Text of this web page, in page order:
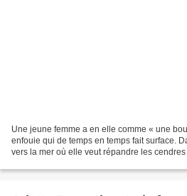
Une jeune femme a en elle comme « une
enfouie qui de temps en temps fait surface.
vers la mer où elle veut répandre les